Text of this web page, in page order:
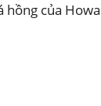
của